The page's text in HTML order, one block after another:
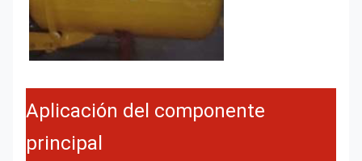
Aplicación del componente
principal